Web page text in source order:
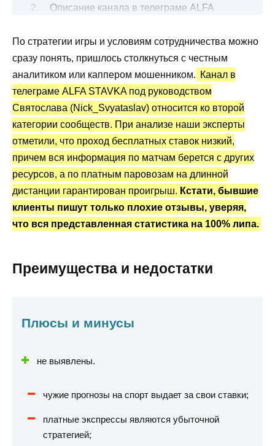
Описание канала в телеграме ALFA
Подробнее о спортивных ставках
Все о платных капперских услугах
Канал Telegram ALFA STAVKA: статистика
и отзывы
Вывод по сделанному обзору
По стратегии игры и условиям сотрудничества можно
сразу понять, пришлось столкнуться с честным
аналитиком или каппером мошенником. Канал в
телеграме ALFA STAVKA под руководством
Святослава (Nick_Svyataslav) относится ко второй
категории сообществ. При анализе наши эксперты
отметили, что проход бесплатных ставок низкий,
причем вся информация по матчам берется с других
ресурсов, а по платным паровозам на длинной
дистанции гарантирован проигрыш. Кстати, бывшие
клиенты пишут только плохие отзывы, уверяя,
что вся представленная статистика на 100% липа.
Преимущества и недостатки
Плюсы и минусы
не выявлены.
чужие прогнозы на спорт выдает за свои ставки;
платные экспрессы являются убыточной
стратегией;